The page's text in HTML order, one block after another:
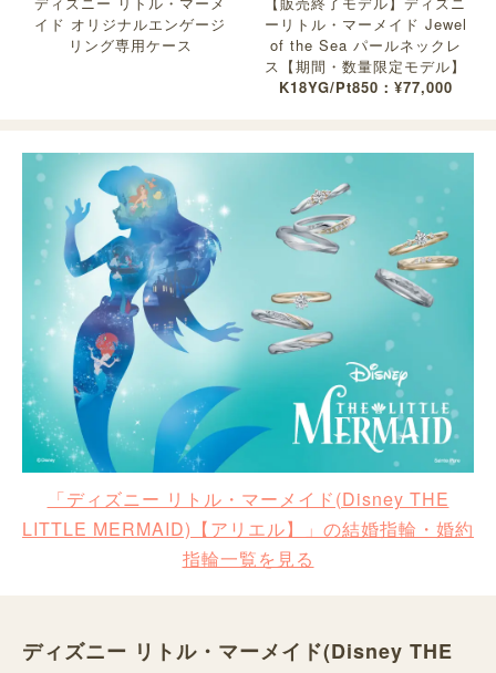
イド オリジナルエンゲージ
リング専用ケース
ーリトル・マーメイド Jewel
of the Sea パールネックレ
ス【期間・数量限定モデル】
K18YG/Pt850：¥77,000
「ディズニー リトル・マーメイド(Disney THE
LITTLE MERMAID)【アリエル】」の結婚指輪・婚約
指輪一覧を見る
ディズニー リトル・マーメイド(Disney THE